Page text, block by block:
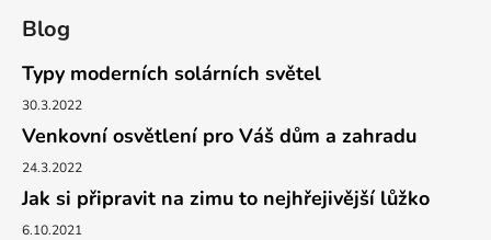
Blog
Typy moderních solárních světel
30.3.2022
Venkovní osvětlení pro Váš dům a zahradu
24.3.2022
Jak si připravit na zimu to nejhřejivější lůžko
6.10.2021